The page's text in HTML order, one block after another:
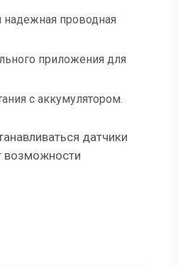
надежная проводная
приложения для
с аккумулятором.
датчики
возможности